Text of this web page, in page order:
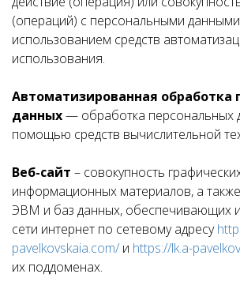
(операций) с персональными
использованием средств
использования.
Автоматизированная обработка
данных— обработка персональных
помощью средств вычислительной
Веб-сайт – совокупность
информационных материалов, а
ЭВМ и баз данных, обеспечивающих
сети интернет по сетевому адресу
pavelkovskaia.com/ и https://lk.a-
их поддоменах.